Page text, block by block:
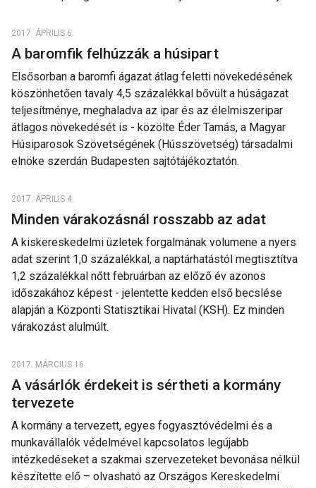
2017. ÁPRILIS 6.
A baromfik felhúzzák a húsipart
Elsősorban a baromfi ágazat átlag feletti növekedésének
köszönhetően tavaly 4,5 százalékkal bővült a húságazat
teljesítménye, meghaladva az ipar és az élelmiszeripar
átlagos növekedését is - közölte Éder Tamás, a Magyar
Húsiparosok Szövetségének (Hússzövetség) társadalmi
elnöke szerdán Budapesten sajtótájékoztatón.
2017. ÁPRILIS 4.
Minden várakozásnál rosszabb az adat
A kiskereskedelmi üzletek forgalmának volumene a nyers
adat szerint 1,0 százalékkal, a naptárhatástól megtisztítva
1,2 százalékkal nőtt februárban az előző év azonos
időszakához képest - jelentette kedden első becslése
alapján a Központi Statisztikai Hivatal (KSH). Ez minden
várakozást alulmúlt.
2017. MÁRCIUS 16.
A vásárlók érdekeit is sértheti a kormány
tervezete
A kormány a tervezett, egyes fogyasztóvédelmi és a
munkavállalók védelmével kapcsolatos legújabb
intézkedéseket a szakmai szervezeteket bevonása nélkül
készítette elő – olvasható az Országos Kereskedelmi